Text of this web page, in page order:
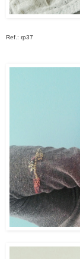
Ref.: rp37